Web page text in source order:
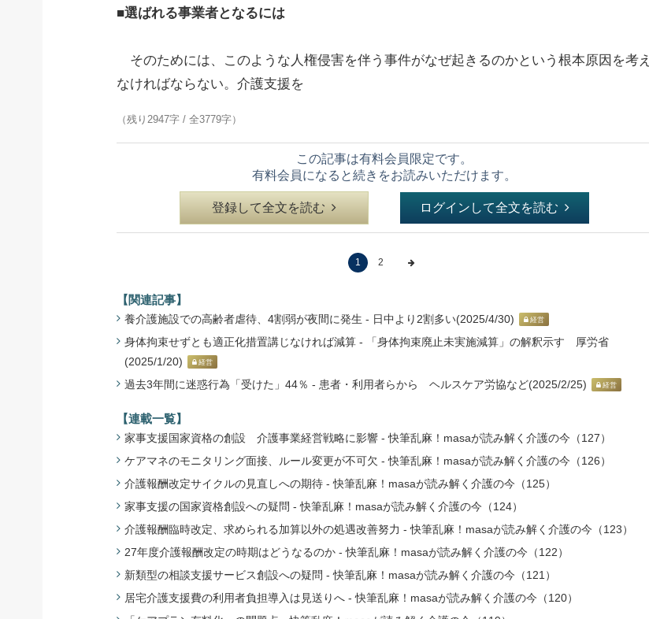
■選ばれる事業者となるには
そのためには、このような人権侵害を伴う事件がなぜ起きるのかという根本原因を考え
なければならない。介護支援を
（残り2947字 / 全3779字）
この記事は有料会員限定です。
有料会員になると続きをお読みいただけます。
登録して全文を読む ログインして全文を読む
1 2
【関連記事】
養介護施設での高齢者虐待、4割弱が夜間に発生 - 日中より2割多い(2025/4/30) 経営
身体拘束せずとも適正化措置講じなければ減算 - 「身体拘束廃止未実施減算」の解釈示す 厚労省
(2025/1/20)
経営
過去3年間に迷惑行為「受けた」44％ - 患者・利用者らから ヘルスケア労協など(2025/2/25) 経営
【連載一覧】
家事支援国家資格の創設 介護事業経営戦略に影響 - 快筆乱麻！masaが読み解く介護の今（127）
ケアマネのモニタリング面接、ルール変更が不可欠 - 快筆乱麻！masaが読み解く介護の今（126）
介護報酬改定サイクルの見直しへの期待 - 快筆乱麻！masaが読み解く介護の今（125）
家事支援の国家資格創設への疑問 - 快筆乱麻！masaが読み解く介護の今（124）
介護報酬臨時改定、求められる加算以外の処遇改善努力 - 快筆乱麻！masaが読み解く介護の今（123）
27年度介護報酬改定の時期はどうなるのか - 快筆乱麻！masaが読み解く介護の今（122）
新類型の相談支援サービス創設への疑問 - 快筆乱麻！masaが読み解く介護の今（121）
居宅介護支援費の利用者負担導入は見送りへ - 快筆乱麻！masaが読み解く介護の今（120）